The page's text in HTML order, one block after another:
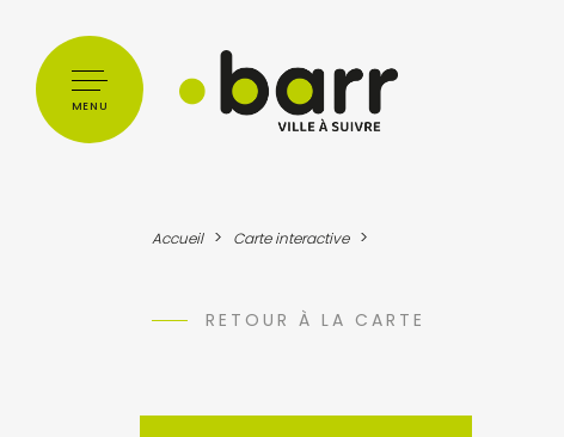
MENU
Accueil > Carte interactive >
RETOUR À LA CARTE